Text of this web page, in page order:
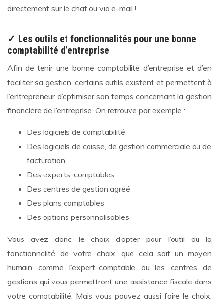
directement sur le chat ou via e-mail !
✓ Les outils et fonctionnalités pour une bonne
comptabilité d’entreprise
Afin de tenir une bonne comptabilité d’entreprise et d’en
faciliter sa gestion, certains outils existent et permettent à
l’entrepreneur d’optimiser son temps concernant la gestion
financière de l’entreprise. On retrouve par exemple :
Des logiciels de comptabilité
Des logiciels de caisse, de gestion commerciale ou de
facturation
Des experts-comptables
Des centres de gestion agréé
Des plans comptables
Des options personnalisables
Vous avez donc le choix d’opter pour l’outil ou la
fonctionnalité de votre choix, que cela soit un moyen
humain comme l’expert-comptable ou les centres de
gestions qui vous permettront une assistance fiscale dans
votre comptabilité. Mais vous pouvez aussi faire le choix,